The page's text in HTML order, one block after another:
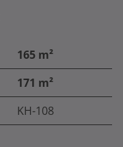
165 m²
171 m²
KH-108